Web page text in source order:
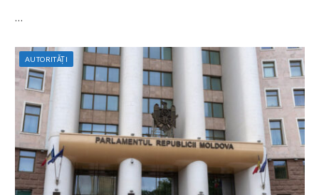
…
AUTORITĂȚI